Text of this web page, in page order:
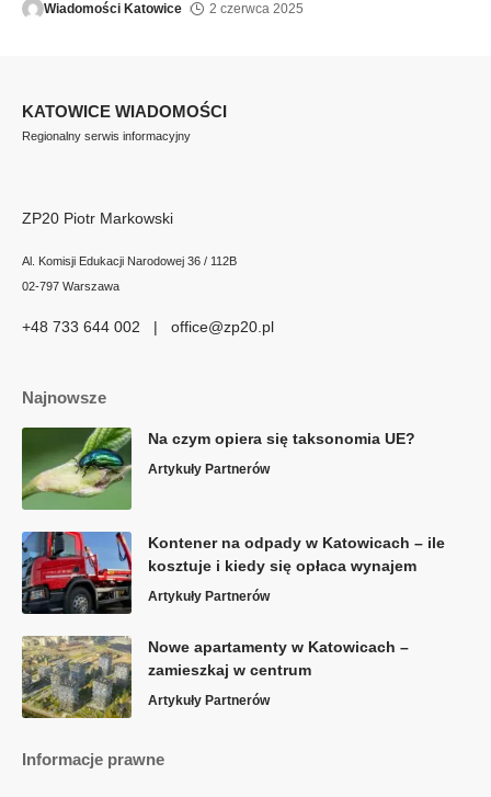
Wiadomości Katowice 2 czerwca 2025
KATOWICE WIADOMOŚCI
Regionalny serwis informacyjny
ZP20 Piotr Markowski
Al. Komisji Edukacji Narodowej 36 / 112B
02-797 Warszawa
+48 733 644 002 | office@zp20.pl
Najnowsze
Na czym opiera się taksonomia UE?
Artykuły Partnerów
Kontener na odpady w Katowicach – ile
kosztuje i kiedy się opłaca wynajem
Artykuły Partnerów
Nowe apartamenty w Katowicach –
zamieszkaj w centrum
Artykuły Partnerów
Informacje prawne